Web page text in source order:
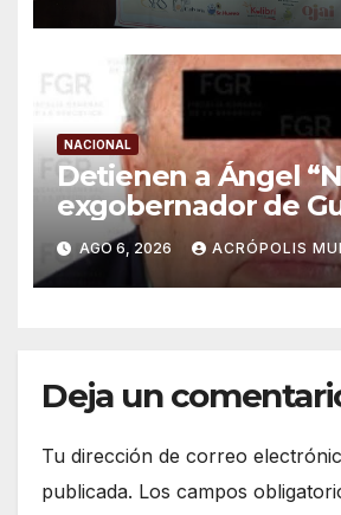
NACIONAL
Detienen a Ángel
exgobernador de
por caso Ayotzinapa
AGO 6, 2026 ACRÓPOLIS
Deja un
Tu dirección de correo
publicada. Los campos